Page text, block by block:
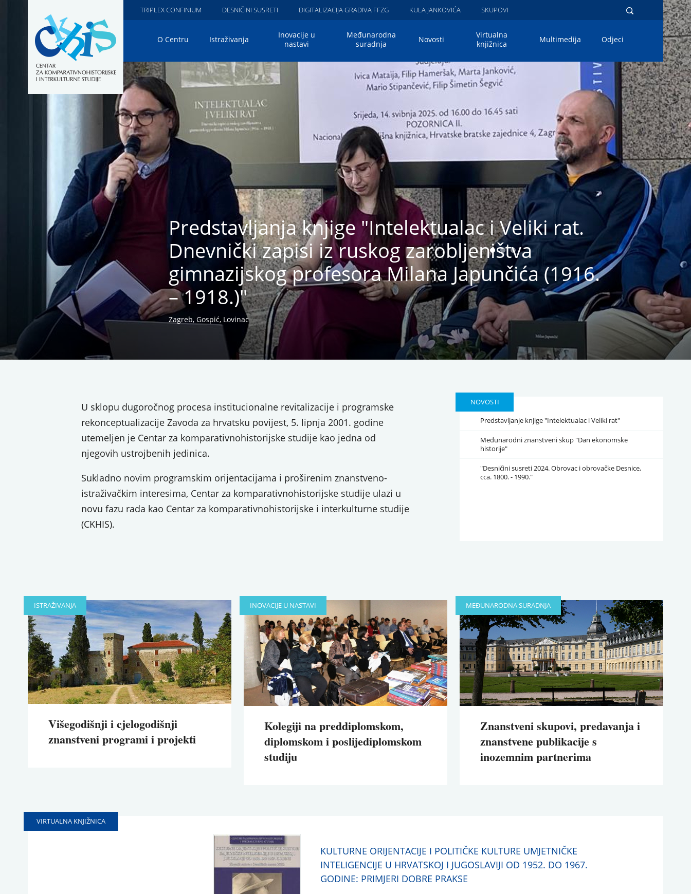
Predstavljanja knjige "Intelektualac i Veliki rat.
Dnevnički zapisi iz ruskog zarobljeništva
gimnazijskog profesora Milana Japunčića (1916.
– 1918.)"
Zagreb, Gospić, Lovinac
TRIPLEX CONFINIUM DESNIČINI SUSRETI DIGITALIZACIJA GRADIVA FFZG KULA JANKOVIĆA SKUPOVI
O Centru Istraživanja
Inovacije u
nastavi
Međunarodna
suradnja
Novosti
Virtualna
knjižnica
Multimedija Odjeci
U sklopu dugoročnog procesa institucionalne revitalizacije i programske
rekonceptualizacije Zavoda za hrvatsku povijest, 5. lipnja 2001. godine
utemeljen je Centar za komparativnohistorijske studije kao jedna od
njegovih ustrojbenih jedinica.
Sukladno novim programskim orijentacijama i proširenim znanstveno-
istraživačkim interesima, Centar za komparativnohistorijske studije ulazi u
novu fazu rada kao Centar za komparativnohistorijske i interkulturne studije
(CKHIS).
fake
watch.
View
all
of
our
beautiful
styles
and
locate
one
our
NOVOSTI
Predstavljanje knjige "Intelektualac i Veliki rat"
Međunarodni znanstveni skup "Dan ekonomske
historije"
"Desničini susreti 2024. Obrovac i obrovačke Desnice,
cca. 1800. - 1990."
ISTRAŽIVANJA
Višegodišnji i cjelogodišnji
znanstveni programi i projekti
INOVACIJE U NASTAVI
Kolegiji na preddiplomskom,
diplomskom i poslijediplomskom
studiju
MEĐUNARODNA SURADNJA
Znanstveni skupovi, predavanja i
znanstvene publikacije s
inozemnim partnerima
VIRTUALNA KNJIŽNICA
KULTURNE ORIJENTACIJE I POLITIČKE KULTURE UMJETNIČKE
INTELIGENCIJE U HRVATSKOJ I JUGOSLAVIJI OD 1952. DO 1967.
GODINE: PRIMJERI DOBRE PRAKSE